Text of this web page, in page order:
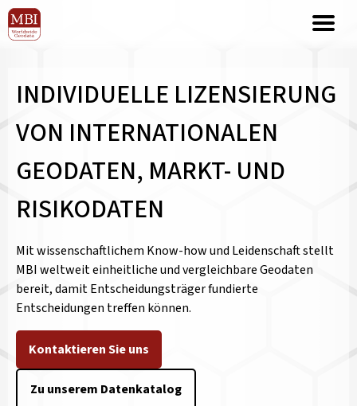
INDIVIDUELLE LIZENSIERUNG
VON INTERNATIONALEN
GEODATEN, MARKT- UND
RISIKODATEN
Mit wissenschaftlichem Know-how und Leidenschaft stellt
MBI weltweit einheitliche und vergleichbare Geodaten
bereit, damit Entscheidungsträger fundierte
Entscheidungen treffen können.
Kontaktieren Sie uns
Zu unserem Datenkatalog